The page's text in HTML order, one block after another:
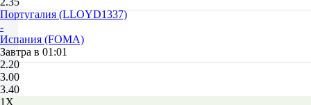
Португалия (LLOYD1337)
-
Испания (FOMA)
Завтра в 01:01
2.20
3.00
3.40
1X